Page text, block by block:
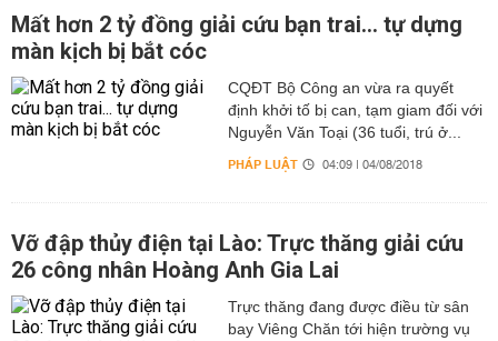
Mất hơn 2 tỷ đồng giải cứu bạn trai... tự dựng
màn kịch bị bắt cóc
CQĐT Bộ Công an vừa ra quyết
định khởi tố bị can, tạm giam đối với
Nguyễn Văn Toại (36 tuổi, trú ở...
PHÁP LUẬT 04:09 | 04/08/2018
Vỡ đập thủy điện tại Lào: Trực thăng giải cứu
26 công nhân Hoàng Anh Gia Lai
Trực thăng đang được điều từ sân
bay Viêng Chăn tới hiện trường vụ